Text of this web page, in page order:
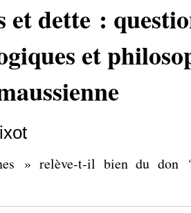
et dette :
et
» relève-t-il bien du don